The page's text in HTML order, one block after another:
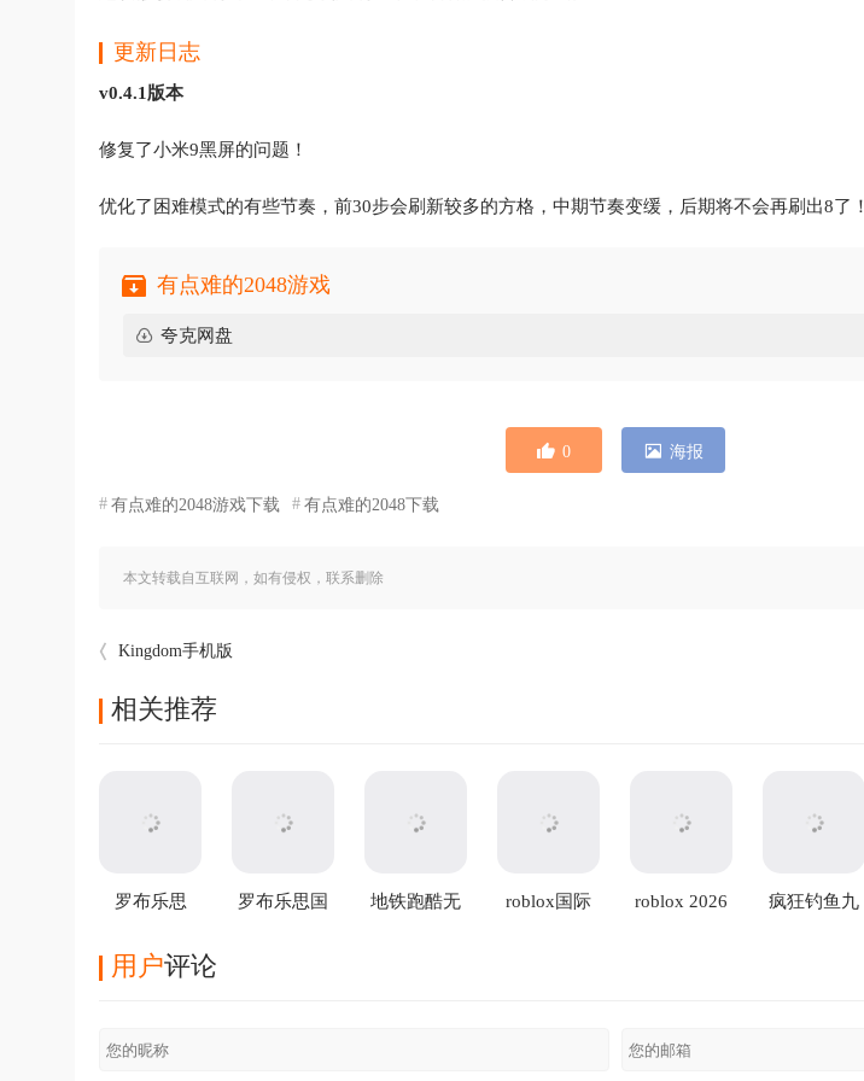
更新日志
v0.4.1版本
修复了小米9黑屏的问题！
优化了困难模式的有些节奏，前30步会刷新较多的方格，中期节奏变缓，后期将不会再刷出8了！
有点难的2048游戏
夸克网盘
0 海报
有点难的2048游戏下载 有点难的2048下载
本文转载自互联网，如有侵权，联系删除
Kingdom手机版
相关推荐
罗布乐思
罗布乐思国
地铁跑酷无
roblox国际
roblox 2026
疯狂钓鱼九
用户评论